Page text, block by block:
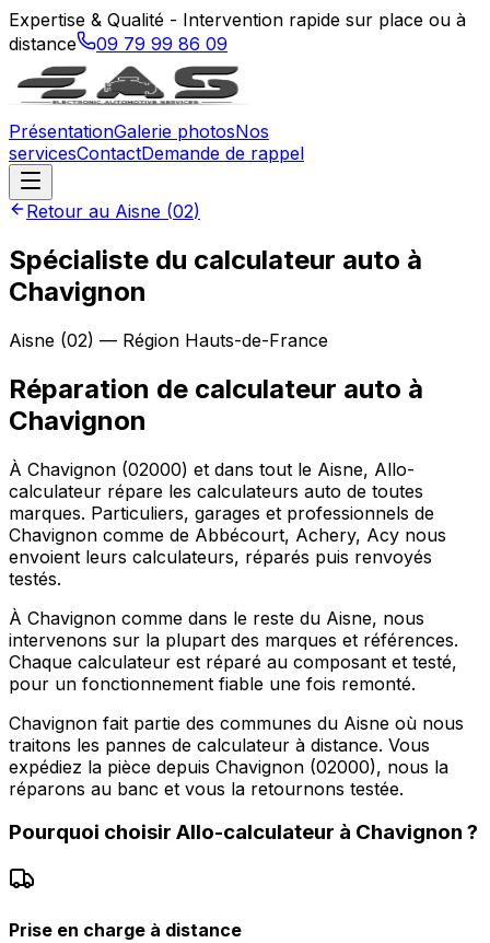
Expertise & Qualité - Intervention rapide sur place ou à
distance
09 79 99 86 09
PrésentationGalerie photosNos
servicesContactDemande de rappel
Retour au Aisne (02)
Spécialiste du calculateur auto à
Chavignon
Aisne (02) — Région Hauts-de-France
Réparation de calculateur auto à
Chavignon
À Chavignon (02000) et dans tout le Aisne, Allo-
calculateur répare les calculateurs auto de toutes
marques. Particuliers, garages et professionnels de
Chavignon comme de Abbécourt, Achery, Acy nous
envoient leurs calculateurs, réparés puis renvoyés
testés.
À Chavignon comme dans le reste du Aisne, nous
intervenons sur la plupart des marques et références.
Chaque calculateur est réparé au composant et testé,
pour un fonctionnement fiable une fois remonté.
Chavignon fait partie des communes du Aisne où nous
traitons les pannes de calculateur à distance. Vous
expédiez la pièce depuis Chavignon (02000), nous la
réparons au banc et vous la retournons testée.
Pourquoi choisir Allo-calculateur à Chavignon ?
Prise en charge à distance